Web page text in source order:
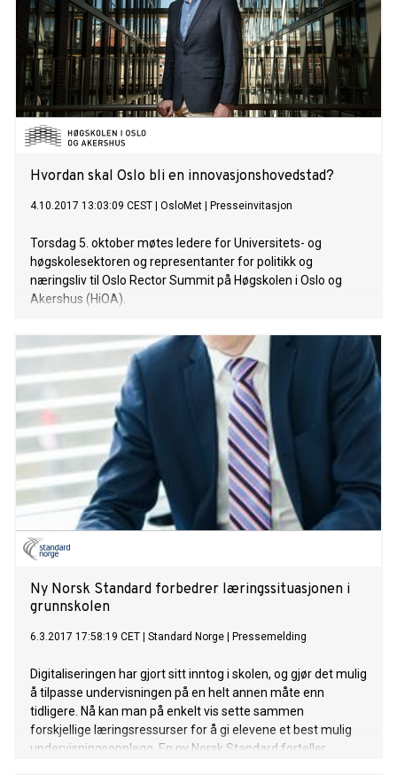
Hvordan skal Oslo bli en innovasjonshovedstad?
4.10.2017 13:03:09 CEST OsloMet Presseinvitasjon
Torsdag 5. oktober møtes ledere for Universitets- og
høgskolesektoren og representanter for politikk og
næringsliv til Oslo Rector Summit på Høgskolen i Oslo og
Akershus (HiOA).
Ny Norsk Standard forbedrer læringssituasjonen i
grunnskolen
6.3.2017 17:58:19 CET Standard Norge Pressemelding
Digitaliseringen har gjort sitt inntog i skolen, og gjør det mulig
å tilpasse undervisningen på en helt annen måte enn
tidligere. Nå kan man på enkelt vis sette sammen
forskjellige læringsressurser for å gi elevene et best mulig
undervisningsopplegg. En ny Norsk Standard forteller